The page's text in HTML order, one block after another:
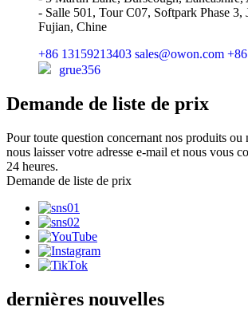
- Salle 501, Tour C07, Softpark Phase 3,
Fujian, Chine
+86 13159213403 sales@owon.com
grue356
Demande de liste de prix
Pour toute question concernant nos produits ou
nous laisser votre adresse e-mail et nous vous
24 heures.
Demande de liste de prix
dernières nouvelles